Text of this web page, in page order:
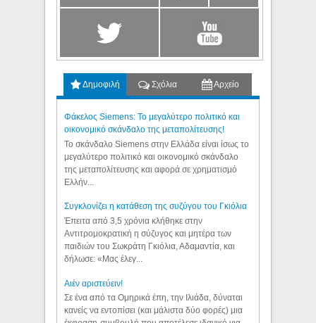
Δημοφιλή Σχόλια Αρχείο
Φάκελος Siemens: Το μεγαλύτερο πολιτικό και
οικονομικό σκάνδαλο της μεταπολίτευσης!
Το σκάνδαλο Siemens στην Ελλάδα είναι ίσως το
μεγαλύτερο πολιτικό και οικονομικό σκάνδαλο
της μεταπολίτευσης και αφορά σε χρηματισμό
Ελλήν...
Συγκλονίζει η κατάθεση της συζύγου του Γκιόλια
Έπειτα από 3,5 χρόνια κλήθηκε στην
Αντιτρομοκρατική η σύζυγος και μητέρα των
παιδιών του Σωκράτη Γκιόλια, Αδαμαντία, και
δήλωσε: «Μας έλεγ...
Aιέν αριστεύειν!
Σε ένα από τα Ομηρικά έπη, την Ιλιάδα, δύναται
κανείς να εντοπίσει (και μάλιστα δύο φορές) μια